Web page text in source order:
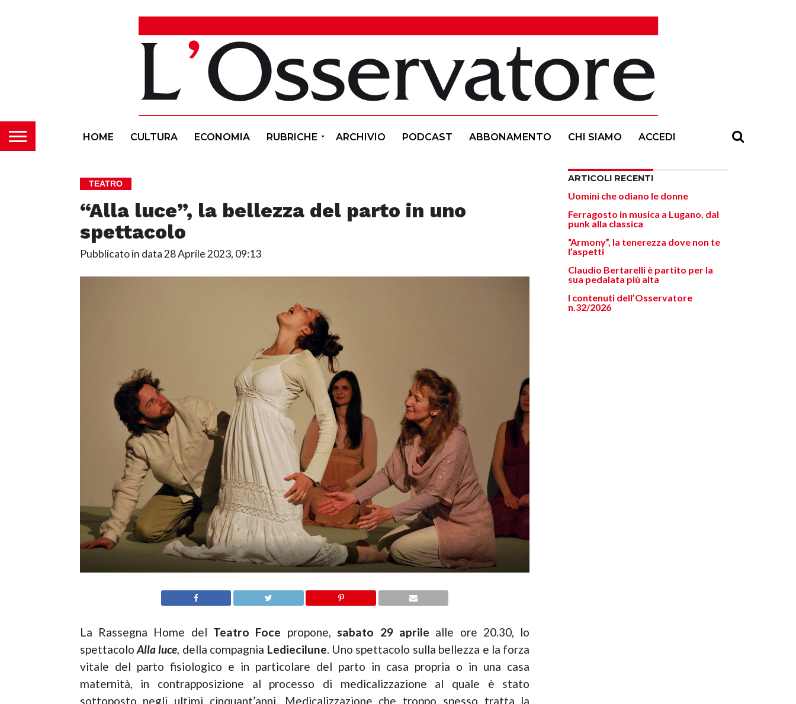
HOME CULTURA ECONOMIA RUBRICHE ARCHIVIO PODCAST ABBONAMENTO CHI SIAMO ACCEDI
TEATRO
“Alla luce”, la bellezza del parto in uno
spettacolo
Pubblicato in data28 Aprile 2023, 09:13
La Rassegna Home del Teatro Foce propone, sabato 29 aprile alle ore 20.30, lo
spettacoloAlla luce, della compagnia Lediecilune. Uno spettacolo sulla bellezza e la forza
vitale del parto fisiologico e in particolare del parto in casa propria o in una casa
maternità, in contrapposizione al processo di medicalizzazione al quale è stato
sottoposto negli ultimi cinquant’anni. Medicalizzazione che troppo spesso tratta la
ARTICOLI RECENTI
Uomini che odiano le donne
Ferragosto in musica a Lugano, dal
punk alla classica
“Armony”, la tenerezza dove non te
l’aspetti
Claudio Bertarelli è partito per la
sua pedalata più alta
I contenuti dell’Osservatore
n.32/2026